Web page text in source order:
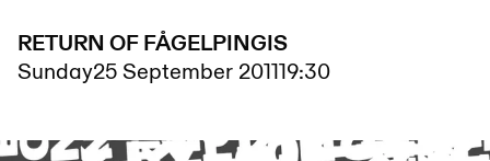
RETURN OF FÅGELPINGIS
Sunday25 September 201119:30